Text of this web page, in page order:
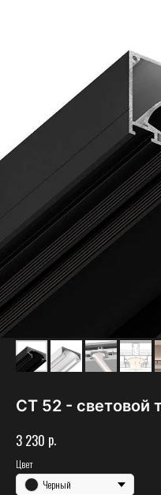
СТ 52 - световой
3 230 р.
Цвет
Черный